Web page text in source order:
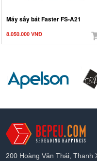
Máy sấy bát Faster FS-A21
8.050.000 VNĐ
200 Hoàng Văn Thái, Thanh